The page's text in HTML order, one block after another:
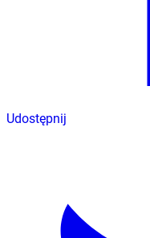
Udostępnij